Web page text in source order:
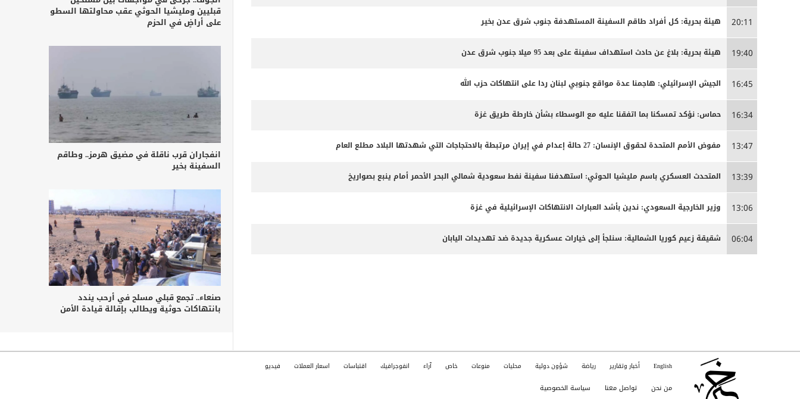
20:11 هيئة بحرية: كل أفراد طاقم السفينة المستهدفة جنوب شرق عدن بخير
19:40 هيئة بحرية: بلاغ عن حادث استهداف سفينة على بعد 95 ميلا جنوب شرق عدن
16:45 الجيش الإسرائيلي: هاجمنا عدة مواقع جنوبي لبنان ردا على انتهاكات حزب الله
16:34 حماس: نؤكد تمسكنا بما اتفقنا عليه مع الوسطاء بشأن خارطة طريق غزة
13:47 مفوض الأمم المتحدة لحقوق الإنسان: 27 حالة إعدام في إيران مرتبطة بالاحتجاجات التي شهدتها البلاد مطلع العام
13:39 المتحدث العسكري باسم مليشيا الحوثي: استهدفنا سفينة نفط سعودية شمالي البحر الأحمر أمام ينبع بصواريخ
13:06 وزير الخارجية السعودي: ندين بأشد العبارات الانتهاكات الإسرائيلية في غزة
06:04 شقيقة زعيم كوريا الشمالية: سنلجأ إلى خيارات عسكرية جديدة ضد تهديدات اليابان
قبليين ومليشيا الحوثي عقب محاولتها السطو
على أراضٍ في الحزم
انفجاران قرب ناقلة في مضيق هرمز.. وطاقم
السفينة بخير
صنعاء.. تجمع قبلي مسلح في أرحب يندد
بانتهاكات حوثية ويطالب بإقالة قيادة الأمن
English أخبار وتقارير رياضة شؤون دولية محليات منوعات خاص آراء انفوجرافيك اقتباسات اسعار العملات فيديو
من نحن تواصل معنا سياسة الخصوصية